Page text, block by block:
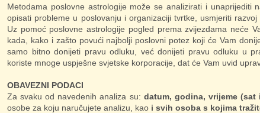
Metodama poslovne astrologije može se analizirati i unaprijediti
opisati probleme u poslovanju i organizaciji tvrtke, usmjeriti
Uz pomoć poslovne astrologije pogled prema zvijezdama neće
kada, kako i zašto povući najbolji poslovni potez koji će Vam
samo bitno donijeti pravu odluku, već donijeti pravu odluku u
koriste mnoge uspješne svjetske korporacije, dat će Vam uvid
OBAVEZNI PODACI
Za svaku od navedenih analiza su: datum, godina, vrijeme
osobe za koju naručujete analizu, kao i svih osoba s kojima